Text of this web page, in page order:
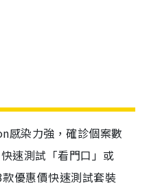
感染力強，確診個案數
速測試「看門口」或
優惠價快速測試套裝